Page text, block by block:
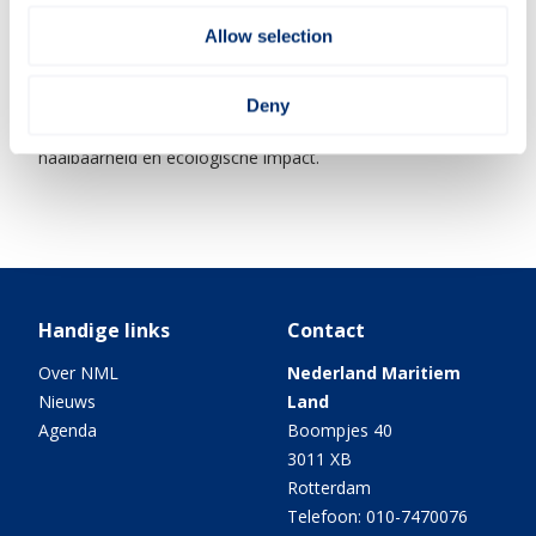
Allow selection
Deny
Circulaire oplossingen voor drijvende werk- en
haalbaarheid en ecologische impact.
Handige links
Over NML
Nieuws
Agenda
Contact
Nederland Maritiem
Land
Boompjes 40
3011 XB
Rotterdam
Telefoon: 010-7470076